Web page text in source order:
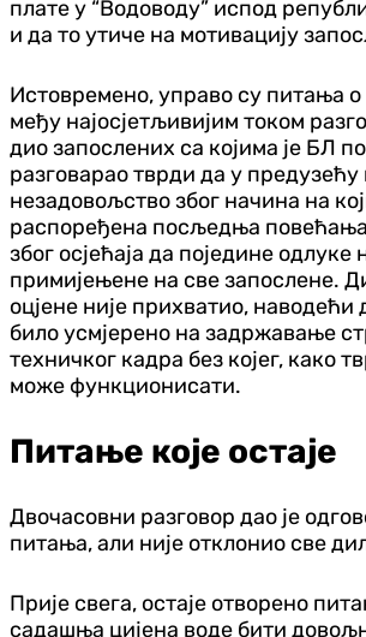
плате у “Водоводу” испод
и да то утиче на мотивацију
Истовремено, управо су питања
међу најосјетљивијим током
дио запослених са којима је БЛ
разговарао тврди да у предузећу
незадовољство због начина на
распоређена посљедња
због осјећаја да поједине одлуке
примијењене на све запослене.
оцјене није прихватио, наводећи
било усмјерено на задржавање
техничког кадра без којег, како
може функционисати.
Питање које остаје
Двочасовни разговор дао је
питања, али није отклонио све
Прије свега, остаје отворено
садашња цијена воде бити